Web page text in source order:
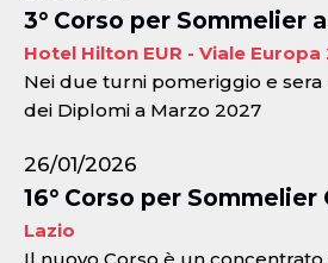
3° Corso per Sommelier
Hotel Hilton EUR - Viale Europa
Nei due turni pomeriggio e sera
dei Diplomi a Marzo 2027
26/01/2026
16° Corso per
Lazio